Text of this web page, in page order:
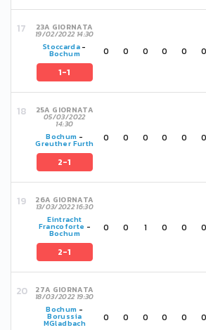
23A GIORNATA
19/02/2022 14:30
Stoccarda -
Bochum
1-1
0 0 0 0 0 0
25A GIORNATA
05/03/2022
14:30
Bochum -
Greuther Furth
2-1
0 0 0 0 0 0
26A GIORNATA
13/03/2022 16:30
Eintracht
Francoforte -
Bochum
2-1
0 0 1 0 0 0
27A GIORNATA
18/03/2022 19:30
Bochum -
Borussia
MGladbach 0 0 0 0 0 0